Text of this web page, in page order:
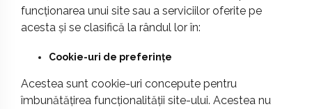
funcționarea unui site sau a serviciilor oferite pe
acesta și se clasifică la rândul lor în:
Cookie-uri de preferințe
Acestea sunt cookie-uri concepute pentru
îmbunătățirea funcționalității site-ului. Acestea nu